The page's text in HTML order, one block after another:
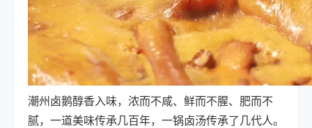
潮州卤鹅醇香入味，浓而不咸、鲜而不腥、肥而不
腻，一道美味传承几百年，一锅卤汤传承了几代人。